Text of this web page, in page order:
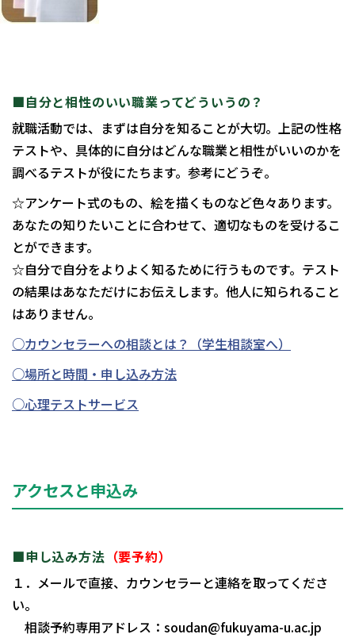
■自分と相性のいい職業ってどういうの？
就職活動では、まずは自分を知ることが大切。上記の性格
テストや、具体的に自分はどんな職業と相性がいいのかを
調べるテストが役にたちます。参考にどうぞ。
☆アンケート式のもの、絵を描くものなど色々あります。
あなたの知りたいことに合わせて、適切なものを受けるこ
とができます。
☆自分で自分をよりよく知るために行うものです。テスト
の結果はあなただけにお伝えします。他人に知られること
はありません。
○カウンセラーへの相談とは？（学生相談室へ）
○場所と時間・申し込み方法
○心理テストサービス
アクセスと申込み
■申し込み方法 （要予約）
１．メールで直接、カウンセラーと連絡を取ってくださ
い。
相談予約専用アドレス：soudan@fukuyama-u.ac.jp